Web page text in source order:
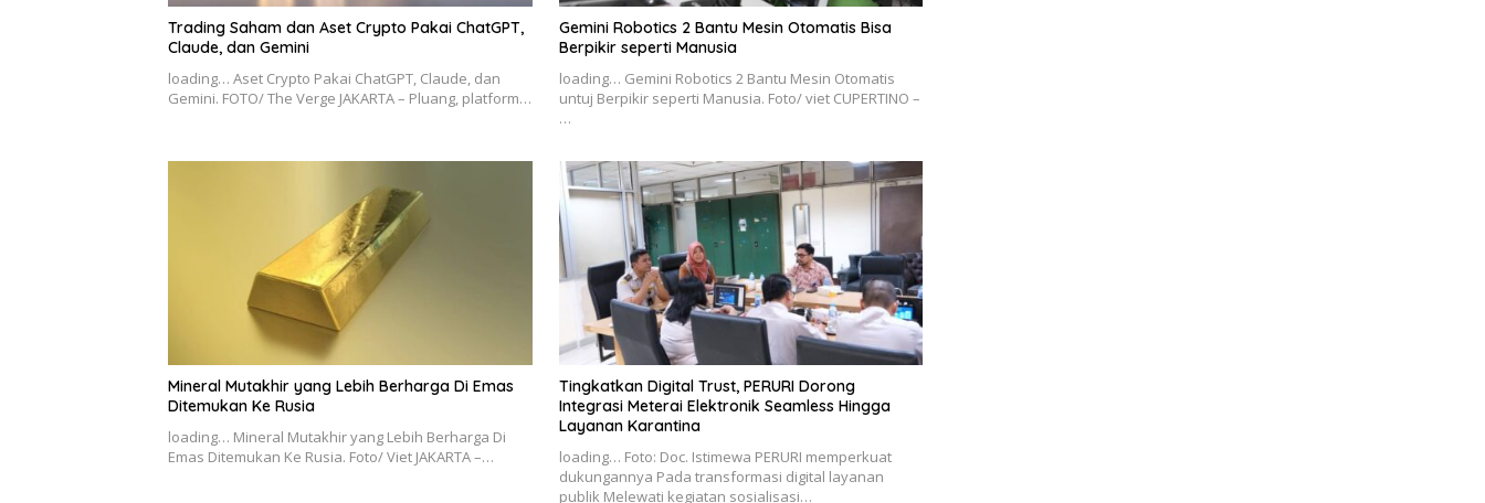
Trading Saham dan Aset Crypto Pakai ChatGPT,
Claude, dan Gemini
loading… Aset Crypto Pakai ChatGPT, Claude, dan
Gemini. FOTO/ The Verge JAKARTA – Pluang, platform…
Gemini Robotics 2 Bantu Mesin Otomatis Bisa
Berpikir seperti Manusia
loading… Gemini Robotics 2 Bantu Mesin Otomatis
untuj Berpikir seperti Manusia. Foto/ viet CUPERTINO –
…
Mineral Mutakhir yang Lebih Berharga Di Emas
Ditemukan Ke Rusia
loading… Mineral Mutakhir yang Lebih Berharga Di
Emas Ditemukan Ke Rusia. Foto/ Viet JAKARTA –…
Tingkatkan Digital Trust, PERURI Dorong
Integrasi Meterai Elektronik Seamless Hingga
Layanan Karantina
loading… Foto: Doc. Istimewa PERURI memperkuat
dukungannya Pada transformasi digital layanan
publik Melewati kegiatan sosialisasi…